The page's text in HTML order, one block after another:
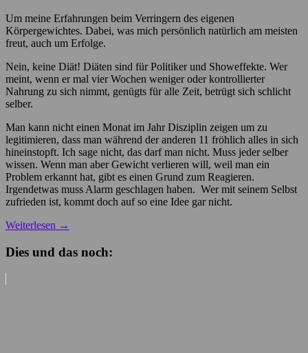
Um meine Erfahrungen beim Verringern des eigenen
Körpergewichtes. Dabei, was mich persönlich natürlich am meisten
freut, auch um Erfolge.
Nein, keine Diät! Diäten sind für Politiker und Showeffekte. Wer
meint, wenn er mal vier Wochen weniger oder kontrollierter
Nahrung zu sich nimmt, genügts für alle Zeit, betrügt sich schlicht
selber.
Man kann nicht einen Monat im Jahr Disziplin zeigen um zu
legitimieren, dass man während der anderen 11 fröhlich alles in sich
hineinstopft. Ich sage nicht, das darf man nicht. Muss jeder selber
wissen. Wenn man aber Gewicht verlieren will, weil man ein
Problem erkannt hat, gibt es einen Grund zum Reagieren.
Irgendetwas muss Alarm geschlagen haben. Wer mit seinem Selbst
zufrieden ist, kommt doch auf so eine Idee gar nicht.
Weiterlesen →
Dies und das noch: